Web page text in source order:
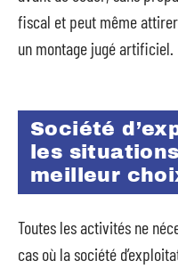
fiscal et peut même attirer
un montage jugé artificiel.
Société
les
meilleur
Toutes les activités ne
cas où la société